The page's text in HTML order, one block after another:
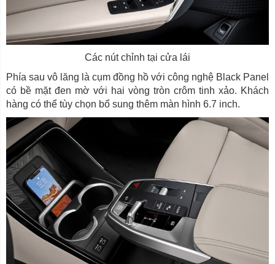
Các nút chỉnh tại cửa lái
Phía sau vô lăng là cụm đồng hồ với công nghệ Black Panel
có bề mặt đen mờ với hai vòng tròn crôm tinh xảo. Khách
hàng có thể tùy chọn bổ sung thêm màn hình 6.7 inch.